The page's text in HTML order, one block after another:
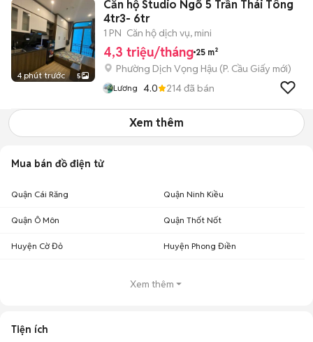
4 phút trước 5
Căn hộ Studio Ngõ 5 Trần Thái Tông
4tr3- 6tr
1 PN Căn hộ dịch vụ, mini
4,3 triệu/tháng 25 m²
Phường Dịch Vọng Hậu (P. Cầu Giấy mới)
Lương 4.0 214đã bán
Xem thêm
Mua bán đồ điện tử
Quận Cái Răng Quận Ninh Kiều
Quận Ô Môn Quận Thốt Nốt
Huyện Cờ Đỏ Huyện Phong Điền
Xem thêm
Tiện ích